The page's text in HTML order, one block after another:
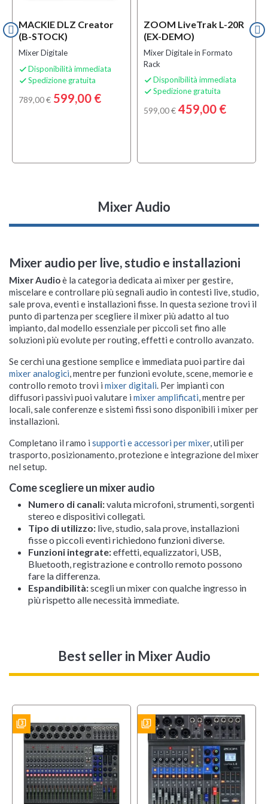
MACKIE DLZ Creator
(B-STOCK)
Mixer Digitale
 Disponibilità immediata
 Spedizione gratuita
789,00 € 599,00 €
ZOOM LiveTrak L-20R
(EX-DEMO)
Mixer Digitale in Formato
Rack
 Disponibilità immediata
 Spedizione gratuita
599,00 € 459,00 €
Mixer Audio
Mixer audio per live, studio e installazioni
Mixer Audioè la categoria dedicata ai mixer per gestire,
miscelare e controllare più segnali audio in contesti live, studio,
sale prova, eventi e installazioni fisse. In questa sezione trovi il
punto di partenza per scegliere il mixer più adatto al tuo
impianto, dal modello essenziale per piccoli set fino alle
soluzioni più evolute per routing, effetti e controllo avanzato.
Se cerchi una gestione semplice e immediata puoi partire dai
mixer analogici, mentre per funzioni evolute, scene, memorie e
controllo remoto trovi i mixer digitali. Per impianti con
diffusori passivi puoi valutare i mixer amplificati, mentre per
locali, sale conferenze e sistemi fissi sono disponibili i mixer per
installazioni.
Completano il ramo i supporti e accessori per mixer, utili per
trasporto, posizionamento, protezione e integrazione del mixer
nel setup.
Come scegliere un mixer audio
Numero di canali:valuta microfoni, strumenti, sorgenti
stereo e dispositivi collegati.
Tipo di utilizzo: live, studio, sala prove, installazioni
fisse o piccoli eventi richiedono funzioni diverse.
Funzioni integrate:effetti, equalizzatori, USB,
Bluetooth, registrazione e controllo remoto possono
fare la differenza.
Espandibilità:scegli un mixer con qualche ingresso in
più rispetto alle necessità immediate.
Best sellerin Mixer Audio
filter_3 BUNDLES filter_3